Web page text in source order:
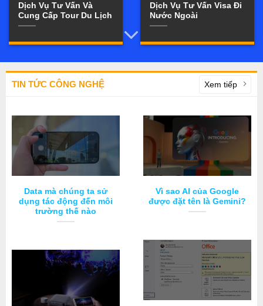
Dịch Vụ Tư Vấn Và
Cung Cấp Tour Du Lịch
Dịch Vụ Tư Vấn Visa Đi
Nước Ngoài
TIN TỨC CÔNG NGHỆ Xem tiếp
Data mà chúng ta sử
dụng tác động đến môi
trường thế nào
Vì sao AI của Google
được đặt tên là Gemini?